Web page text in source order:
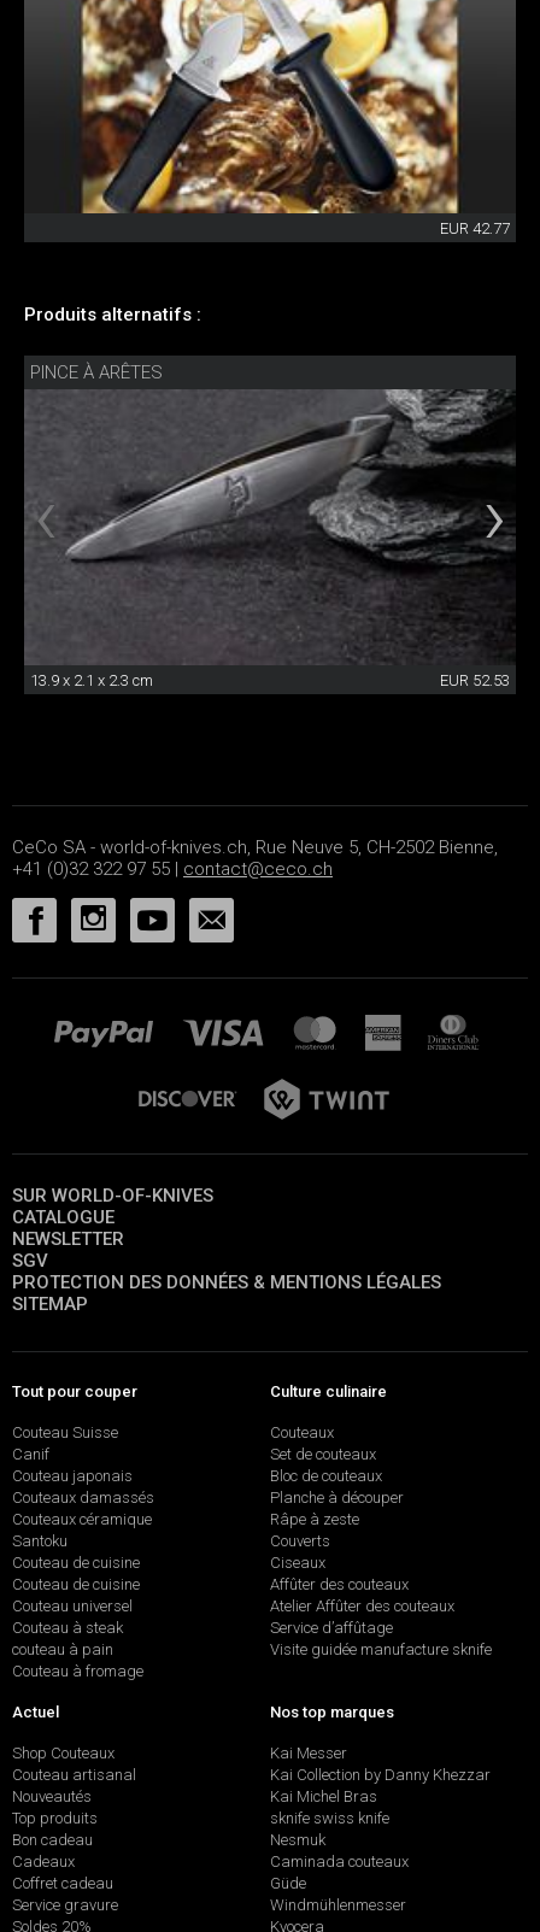
EUR 42.77
Produits alternatifs :
PINCE À ARÊTES
13.9 x 2.1 x 2.3 cm EUR 52.53
CeCo SA - world-of-knives.ch, Rue Neuve 5, CH-2502 Bienne,
+41 (0)32 322 97 55 | contact@ceco.ch
SUR WORLD-OF-KNIVES
CATALOGUE
NEWSLETTER
SGV
PROTECTION DES DONNÉES & MENTIONS LÉGALES
SITEMAP
Tout pour couper
Couteau Suisse
Canif
Couteau japonais
Couteaux damassés
Couteaux céramique
Santoku
Couteau de cuisine
Couteau de cuisine
Couteau universel
Couteau à steak
couteau à pain
Couteau à fromage
Culture culinaire
Couteaux
Set de couteaux
Bloc de couteaux
Planche à découper
Râpe à zeste
Couverts
Ciseaux
Affûter des couteaux
Atelier Affûter des couteaux
Service d’affûtage
Visite guidée manufacture sknife
Actuel
Shop Couteaux
Couteau artisanal
Nouveautés
Top produits
Bon cadeau
Cadeaux
Coffret cadeau
Service gravure
Soldes 20%
Nos top marques
Kai Messer
Kai Collection by Danny Khezzar
Kai Michel Bras
sknife swiss knife
Nesmuk
Caminada couteaux
Güde
Windmühlenmesser
Kyocera